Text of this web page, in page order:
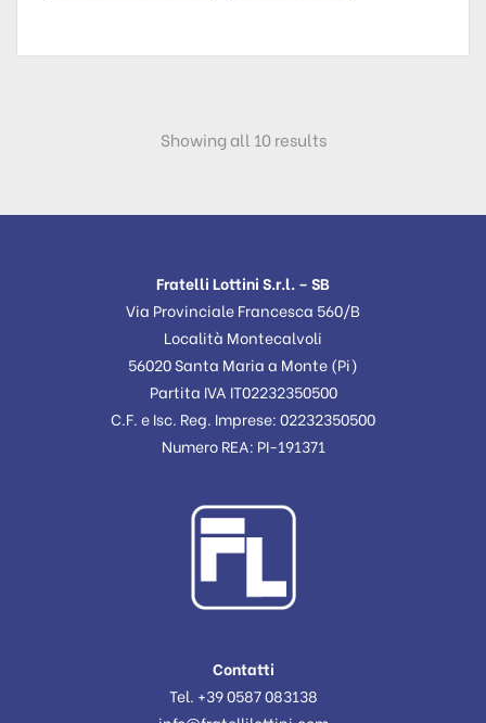
Showing all 10 results
Fratelli Lottini S.r.l. – SB
Via Provinciale Francesca 560/B
Località Montecalvoli
56020 Santa Maria a Monte (Pi)
Partita IVA IT02232350500
C.F. e Isc. Reg. Imprese: 02232350500
Numero REA: PI-191371
Contatti
Tel. +39 0587 083138